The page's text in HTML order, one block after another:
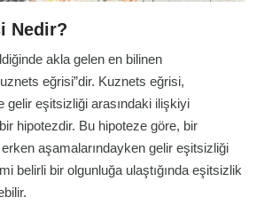
Nedir?
akla gelen en bilinen
eğrisi”dir. Kuznets eğrisi,
gelir eşitsizliği arasındaki ilişkiyi
hipotezdir. Bu hipoteze göre, bir
aşamalarındayken gelir eşitsizliği
belirli bir olgunluğa ulaştığında eşitsizlik